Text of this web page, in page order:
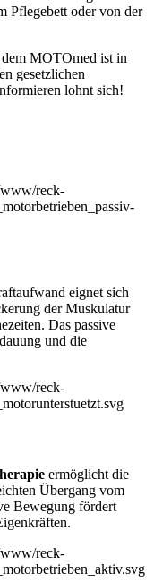
Pflegebett oder von der
dem MOTOmed ist in
gesetzlichen
lohnt sich!
eignet sich
der Muskulatur
Das passive
und die
ermöglicht die
Übergang vom
Bewegung fördert